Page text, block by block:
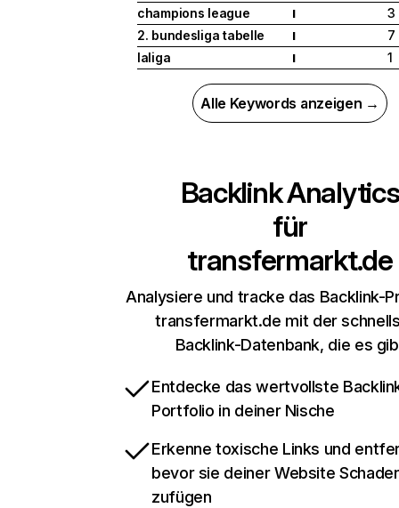
champions league
I
3
2. bundesliga tabelle
I
7
laliga
I 1
Alle Keywords anzeigen →
Backlink Analytics
für
transfermarkt.de
Analysiere und tracke das Backlink-
transfermarkt.de mit der
Backlink-Datenbank, die es
Entdecke das wertvollste
Portfolio in deiner Nische
Erkenne toxische Links und
bevor sie deiner Website
zufügen